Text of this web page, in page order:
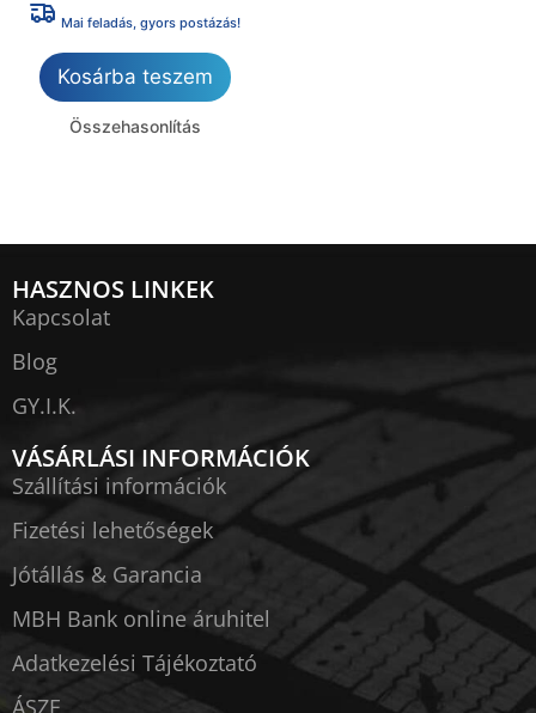
Mai feladás, gyors postázás!
Kosárba teszem
Összehasonlítás
HASZNOS LINKEK
Kapcsolat
Blog
GY.I.K.
VÁSÁRLÁSI INFORMÁCIÓK
Szállítási információk
Fizetési lehetőségek
Jótállás & Garancia
MBH Bank online áruhitel
Adatkezelési Tájékoztató
ÁSZF